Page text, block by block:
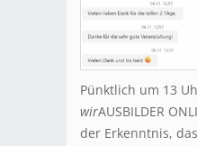
Pünktlich um 13
wirAUSBILDER
der Erkenntnis,